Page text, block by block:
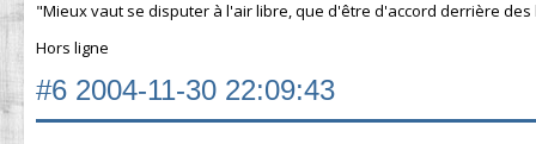
"Mieux vaut se disputer à l'air libre, que d'être d'accord derrière
Hors ligne
#6 2004-11-30 22:09:43